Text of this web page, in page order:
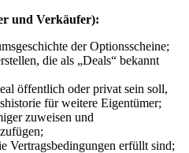
und Verkäufer):
der Optionsscheine;
die als „Deals“ bekannt
öffentlich oder privat sein soll,
für weitere Eigentümer;
zuweisen und
Vertragsbedingungen erfüllt sind;